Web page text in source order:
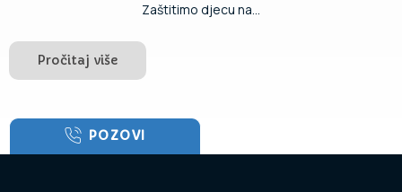
Zaštitimo djecu na...
Pročitaj više
POZOVI